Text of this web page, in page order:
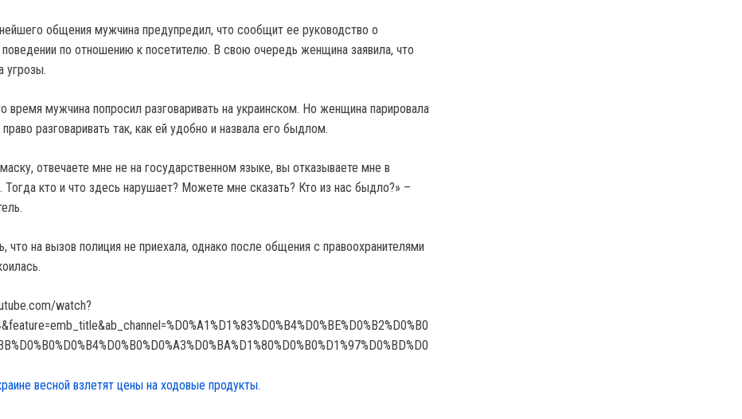
общения мужчина предупредил, что сообщит ее руководство о
по отношению к посетителю. В свою очередь женщина заявила, что
угрозы.
время мужчина попросил разговаривать на украинском. Но женщина парировала
разговаривать так, как ей удобно и назвала его быдлом.
отвечаете мне не на государственном языке, вы отказываете мне в
Тогда кто и что здесь нарушает? Можете мне сказать? Кто из нас быдло?» –
что на вызов полиция не приехала, однако после общения с правоохранителями
watch?
весной взлетят цены на ходовые продукты.